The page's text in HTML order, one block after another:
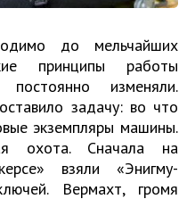
до мельчайших
принципы работы
изменяли.
задачу: во что
экземпляры машины.
охота. Сначала на
взяли «Энигму-
Вермахт, громя